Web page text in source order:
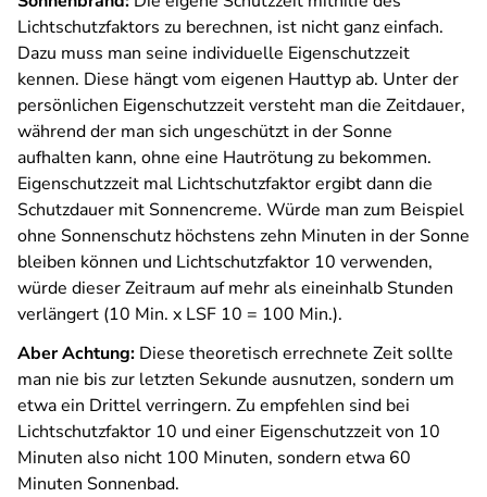
Lichtschutzfaktors zu berechnen, ist nicht ganz einfach.
Dazu muss man seine individuelle Eigenschutzzeit
kennen. Diese hängt vom eigenen Hauttyp ab. Unter der
persönlichen Eigenschutzzeit versteht man die Zeitdauer,
während der man sich ungeschützt in der Sonne
aufhalten kann, ohne eine Hautrötung zu bekommen.
Eigenschutzzeit mal Lichtschutzfaktor ergibt dann die
Schutzdauer mit Sonnencreme. Würde man zum Beispiel
ohne Sonnenschutz höchstens zehn Minuten in der Sonne
bleiben können und Lichtschutzfaktor 10 verwenden,
würde dieser Zeitraum auf mehr als eineinhalb Stunden
verlängert (10 Min. x LSF 10 = 100 Min.).
Aber Achtung: Diese theoretisch errechnete Zeit sollte
man nie bis zur letzten Sekunde ausnutzen, sondern um
etwa ein Drittel verringern. Zu empfehlen sind bei
Lichtschutzfaktor 10 und einer Eigenschutzzeit von 10
Minuten also nicht 100 Minuten, sondern etwa 60
Minuten Sonnenbad.